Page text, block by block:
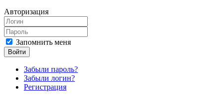
Авторизация
Запомнить меня
Войти
Забыли пароль?
Забыли логин?
Регистрация